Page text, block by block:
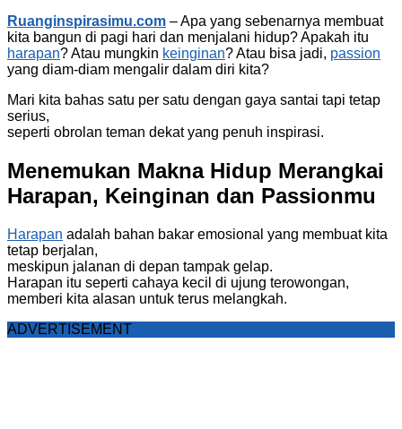
Ruanginspirasimu.com – Apa yang sebenarnya membuat
kita bangun di pagi hari dan menjalani hidup? Apakah itu
harapan? Atau mungkin keinginan? Atau bisa jadi, passion
yang diam-diam mengalir dalam diri kita?
Mari kita bahas satu per satu dengan gaya santai tapi tetap
serius,
seperti obrolan teman dekat yang penuh inspirasi.
Menemukan Makna Hidup Merangkai
Harapan, Keinginan dan Passionmu
Harapan adalah bahan bakar emosional yang membuat kita
tetap berjalan,
meskipun jalanan di depan tampak gelap.
Harapan itu seperti cahaya kecil di ujung terowongan,
memberi kita alasan untuk terus melangkah.
ADVERTISEMENT